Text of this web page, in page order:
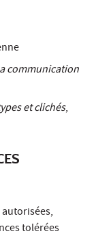
communication
et clichés,
tolérées